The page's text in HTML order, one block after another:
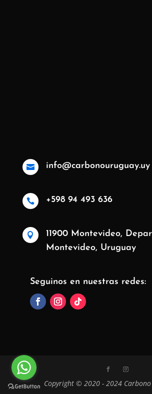
 info@carbonouruguay.uy
 +598 94 493 636

11900 Montevideo,
Montevideo, Uruguay
Seguinos en nuestras redes:
Copyright © 2020 - 2024